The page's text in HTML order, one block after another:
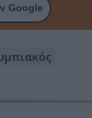
Google